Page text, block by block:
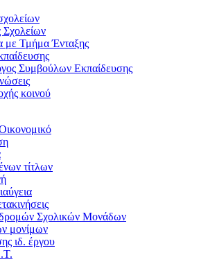
Σχολείων
με Τμήμα Ένταξης
Συμβούλων Εκπαίδευσης
κοινού
τίτλων
Σχολικών Μονάδων
μονίμων
ιδ. έργου